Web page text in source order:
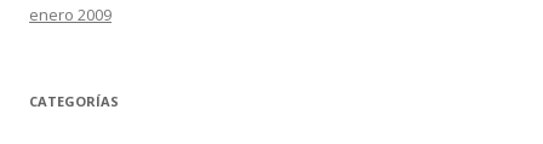
enero 2009
CATEGORÍAS